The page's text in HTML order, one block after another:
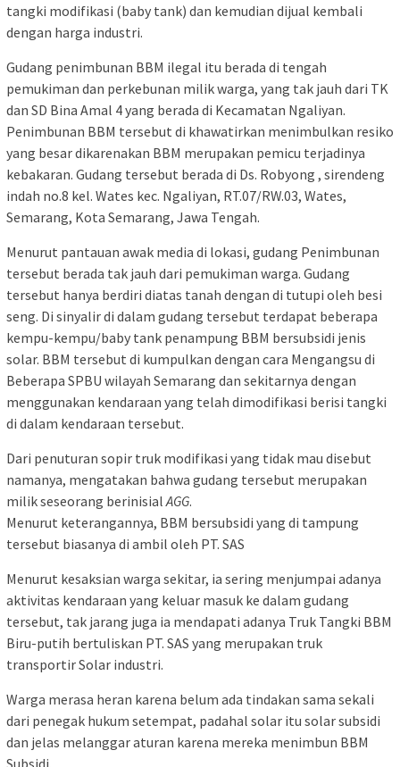
tangki modifikasi (baby tank) dan kemudian dijual kembali
dengan harga industri.
Gudang penimbunan BBM ilegal itu berada di tengah
pemukiman dan perkebunan milik warga, yang tak jauh dari TK
dan SD Bina Amal 4 yang berada di Kecamatan Ngaliyan.
Penimbunan BBM tersebut di khawatirkan menimbulkan resiko
yang besar dikarenakan BBM merupakan pemicu terjadinya
kebakaran. Gudang tersebut berada di Ds. Robyong , sirendeng
indah no.8 kel. Wates kec. Ngaliyan, RT.07/RW.03, Wates,
Semarang, Kota Semarang, Jawa Tengah.
Menurut pantauan awak media di lokasi, gudang Penimbunan
tersebut berada tak jauh dari pemukiman warga. Gudang
tersebut hanya berdiri diatas tanah dengan di tutupi oleh besi
seng. Di sinyalir di dalam gudang tersebut terdapat beberapa
kempu-kempu/baby tank penampung BBM bersubsidi jenis
solar. BBM tersebut di kumpulkan dengan cara Mengangsu di
Beberapa SPBU wilayah Semarang dan sekitarnya dengan
menggunakan kendaraan yang telah dimodifikasi berisi tangki
di dalam kendaraan tersebut.
Dari penuturan sopir truk modifikasi yang tidak mau disebut
namanya, mengatakan bahwa gudang tersebut merupakan
milik seseorang berinisialAGG.
Menurut keterangannya, BBM bersubsidi yang di tampung
tersebut biasanya di ambil oleh PT. SAS
Menurut kesaksian warga sekitar, ia sering menjumpai adanya
aktivitas kendaraan yang keluar masuk ke dalam gudang
tersebut, tak jarang juga ia mendapati adanya Truk Tangki BBM
Biru-putih bertuliskan PT. SAS yang merupakan truk
transportir Solar industri.
Warga merasa heran karena belum ada tindakan sama sekali
dari penegak hukum setempat, padahal solar itu solar subsidi
dan jelas melanggar aturan karena mereka menimbun BBM